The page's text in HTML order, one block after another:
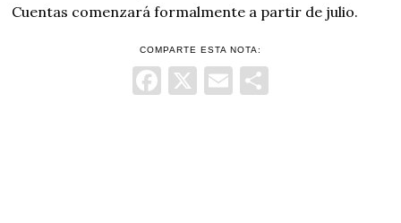
Cuentas comenzará formalmente a partir de julio.
COMPARTE ESTA NOTA:
Facebook
X Email